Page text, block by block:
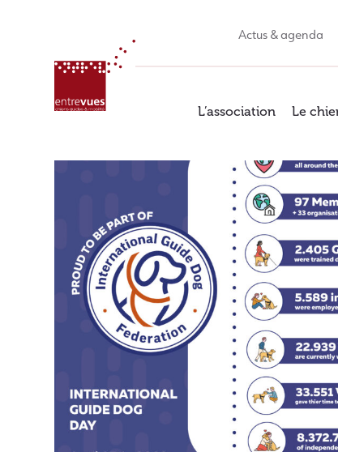
L’association Le
Actus & agenda